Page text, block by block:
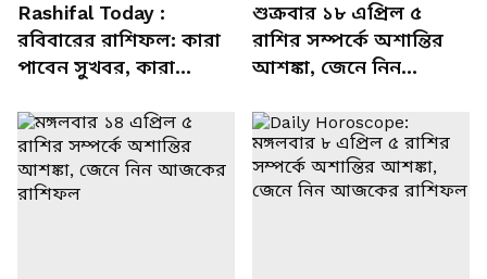
Rashifal Today :
রবিবারের রাশিফল: কারা
পাবেন সুখবর, কারা
বিশদে
শুক্রবার ১৮ এপ্রিল ৫
রাশির সম্পর্কে অশান্তির
আশঙ্কা, জেনে নিন